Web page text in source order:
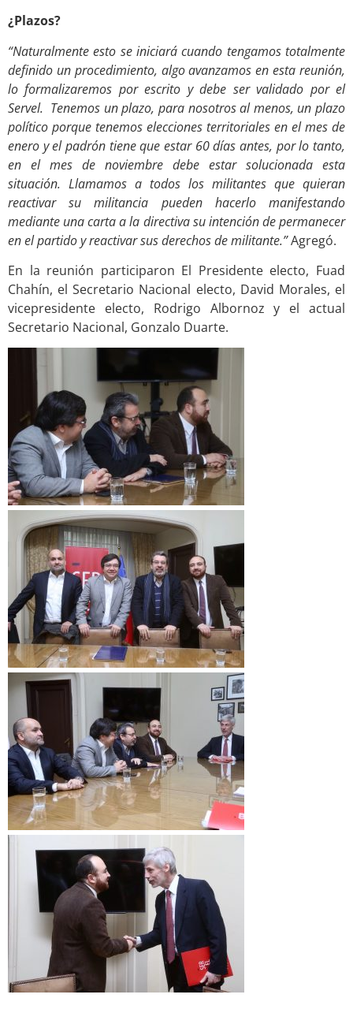
¿Plazos?
“Naturalmente esto se iniciará cuando tengamos totalmente
definido un procedimiento, algo avanzamos en esta reunión,
lo formalizaremos por escrito y debe ser validado por el
Servel. Tenemos un plazo, para nosotros al menos, un plazo
político porque tenemos elecciones territoriales en el mes de
enero y el padrón tiene que estar 60 días antes, por lo tanto,
en el mes de noviembre debe estar solucionada esta
situación. Llamamos a todos los militantes que quieran
reactivar su militancia pueden hacerlo manifestando
mediante una carta a la directiva su intención de permanecer
en el partido y reactivar sus derechos de militante.”Agregó.
En la reunión participaron El Presidente electo, Fuad
Chahín, el Secretario Nacional electo, David Morales, el
vicepresidente electo, Rodrigo Albornoz y el actual
Secretario Nacional, Gonzalo Duarte.